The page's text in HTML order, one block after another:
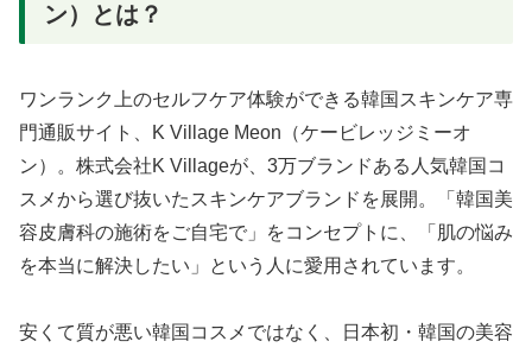
ン）とは？
ワンランク上のセルフケア体験ができる韓国スキンケア専
門通販サイト、K Village Meon（ケービレッジミーオ
ン）。株式会社K Villageが、3万ブランドある人気韓国コ
スメから選び抜いたスキンケアブランドを展開。「韓国美
容皮膚科の施術をご自宅で」をコンセプトに、「肌の悩み
を本当に解決したい」という人に愛用されています。
安くて質が悪い韓国コスメではなく、日本初・韓国の美容